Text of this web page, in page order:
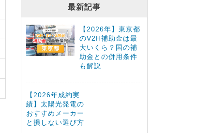
最新記事
【2026年】東京都
のV2H補助金は最
大いくら？国の補
助金との併用条件
も解説
【2026年成約実
績】太陽光発電の
おすすめメーカー
と損しない選び方